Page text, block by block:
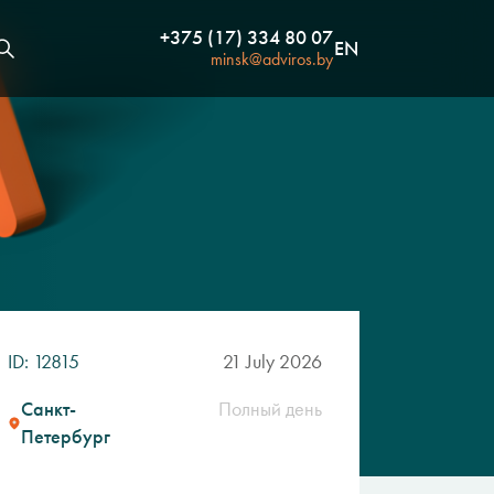
+375 (17) 334 80 07
minsk@adviros.byEN
ID: 12815
21 July 2026
Санкт-
Петербург
Полный день